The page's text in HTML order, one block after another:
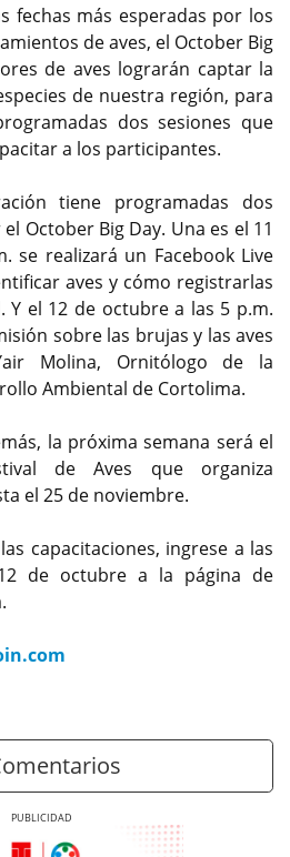
fechas más esperadas por los
de aves, el October Big
de aves lograrán captar la
de nuestra región, para
dos sesiones que
a los participantes.
tiene programadas dos
October Big Day. Una es el 11
se realizará un Facebook Live
aves y cómo registrarlas
Y el 12 de octubre a las 5 p.m.
sobre las brujas y las aves
Molina, Ornitólogo de la
Ambiental de Cortolima.
la próxima semana será el
de Aves que organiza
el 25 de noviembre.
capacitaciones, ingrese a las
de octubre a la página de